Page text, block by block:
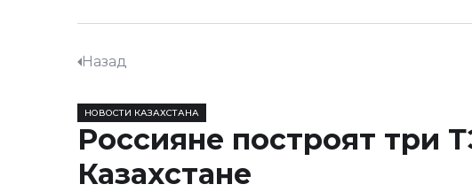
Назад
НОВОСТИ КАЗАХСТАНА
Россияне построят три
Казахстане